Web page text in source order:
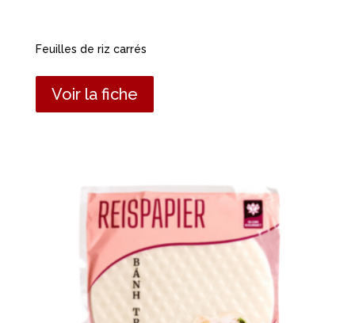
Feuilles de riz carrés
Voir la fiche